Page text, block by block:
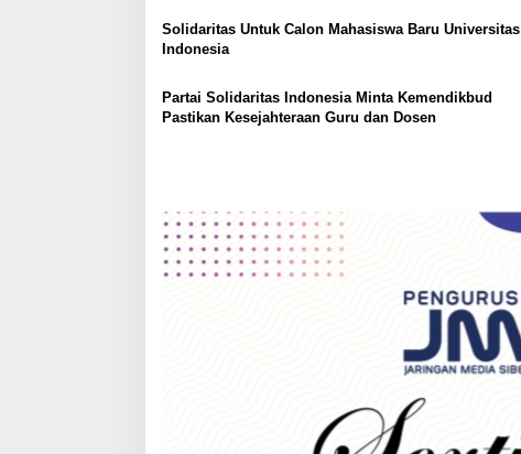
t
o
Solidaritas Untuk Calon Mahasiswa Baru Universitas
Indonesia
Partai Solidaritas Indonesia Minta Kemendikbud
Pastikan Kesejahteraan Guru dan Dosen